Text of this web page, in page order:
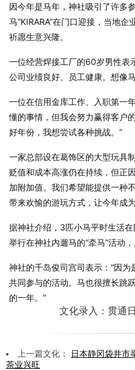
因今年是马年，神社吸引了许多
马“KIRARA”在门口迎接，当地企
祈愿生意兴隆。
一位经营焊接工厂的60岁男性表
公司业绩良好、员工健康。想像
一位在信用金库工作、入职第一
懂的事情，但我会努力赢得客户
好年份，我想尝试各种挑战。”
一家总部设在葛饰区的大型玩具
贬值和成本高涨仍在持续，但正
加附加值。我们希望能提供一种
带来欢愉的游玩方式，让今年成
据神社介绍，3匹小马平时生活
举行在神社内遛马的“牵马”活动
神社的千岛俊司宫司表示：“因
共同参与的活动。马也很擅长跳
的一年。”
文化录入：贯通
上一篇文化：
日本静冈袋井市
茶业兴旺